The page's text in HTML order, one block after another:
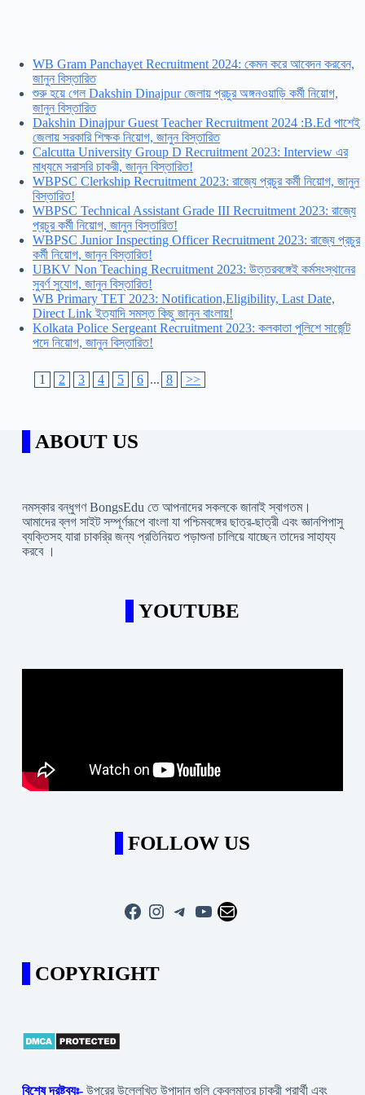
WB Gram Panchayet Recruitment 2024: কেমন করে আবেদন করবেন,
জানুন বিস্তারিত
শুরু হয়ে গেল Dakshin Dinajpur জেলায় প্রচুর অঙ্গনওয়াড়ি কর্মী নিয়োগ,
জানুন বিস্তারিত
Dakshin Dinajpur Guest Teacher Recruitment 2024 :B.Ed পাশেই
জেলায় সরকারি শিক্ষক নিয়োগ, জানুন বিস্তারিত
Calcutta University Group D Recruitment 2023: Interview এর
মাধ্যমে সরাসরি চাকরী, জানুন বিস্তারিত!
WBPSC Clerkship Recruitment 2023: রাজ্যে প্রচুর কর্মী নিয়োগ, জানুন
বিস্তারিত!
WBPSC Technical Assistant Grade III Recruitment 2023: রাজ্যে
প্রচুর কর্মী নিয়োগ, জানুন বিস্তারিত!
WBPSC Junior Inspecting Officer Recruitment 2023: রাজ্যে প্রচুর
কর্মী নিয়োগ, জানুন বিস্তারিত!
UBKV Non Teaching Recruitment 2023: উত্তরবঙ্গেই কর্মসংস্থানের
সুবর্ণ সুযোগ, জানুন বিস্তারিত!
WB Primary TET 2023: Notification,Eligibility, Last Date,
Direct Link ইত্যাদি সমস্ত কিছু জানুন বাংলায়!
Kolkata Police Sergeant Recruitment 2023: কলকাতা পুলিশে সার্জেন্ট
পদে নিয়োগ, জানুন বিস্তারিত!
1 2 3 4 5 6 ... 8 >>
ABOUT US
নমস্কার বন্ধুগণ BongsEdu তে আপনাদের সকলকে জানাই স্বাগতম।
আমাদের ব্লগ সাইট সম্পূর্ণরূপে বাংলা যা পশ্চিমবঙ্গের ছাত্র-ছাত্রী এবং জ্ঞানপিপাসু
ব্যক্তিসহ যারা চাকরি্র জন্য প্রতিনিয়ত পড়াশুনা চালিয়ে যাচ্ছেন তাদের সাহায্য
করবে ।
YOUTUBE
FOLLOW US
Facebook
Instagram
Telegram
YouTube
Mail
COPYRIGHT
বিশেষ দ্রষ্টব্যঃ- উপরের উল্লেখিত উপাদান গুলি কেবলমাত্র চাকরী প্রার্থী এবং